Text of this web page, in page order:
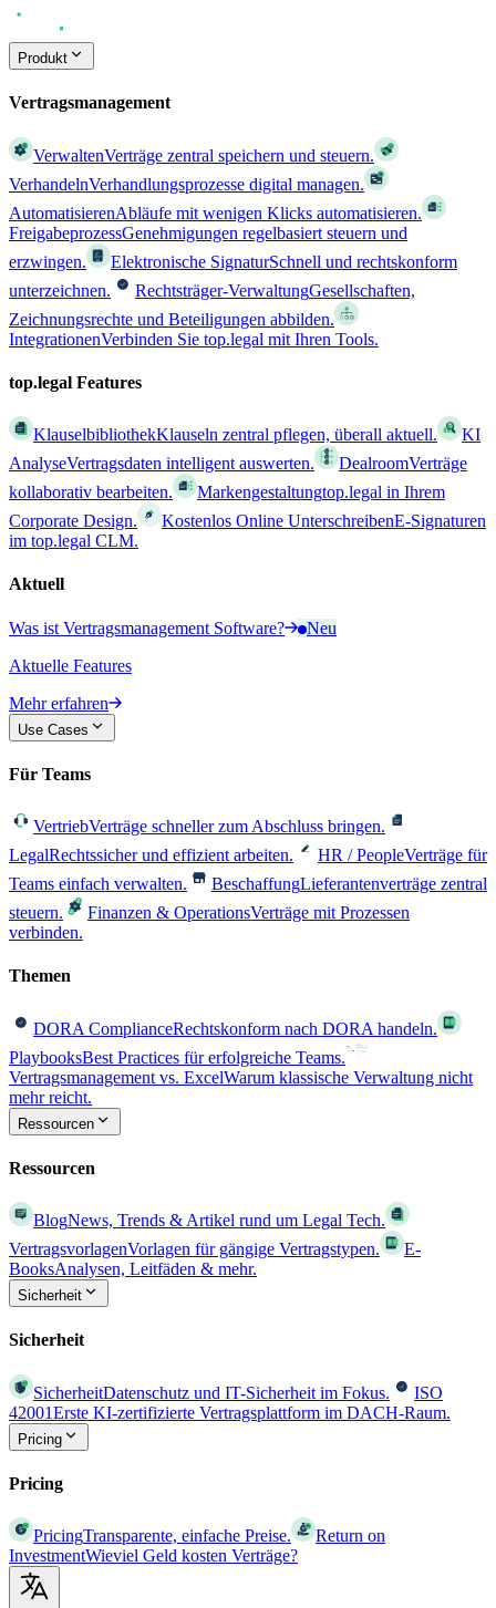
Produkt
Vertragsmanagement
VerwaltenVerträge zentral speichern und steuern.
VerhandelnVerhandlungsprozesse digital managen.
AutomatisierenAbläufe mit wenigen Klicks automatisieren.
FreigabeprozessGenehmigungen regelbasiert steuern und
erzwingen.
Elektronische SignaturSchnell und rechtskonform
unterzeichnen.
Rechtsträger-VerwaltungGesellschaften,
Zeichnungsrechte und Beteiligungen abbilden.
IntegrationenVerbinden Sie top.legal mit Ihren Tools.
top.legal Features
KlauselbibliothekKlauseln zentral pflegen, überall aktuell.
KI
AnalyseVertragsdaten intelligent auswerten. DealroomVerträge
kollaborativ bearbeiten.
Markengestaltungtop.legal in Ihrem
Corporate Design.
Kostenlos Online UnterschreibenE-Signaturen
im top.legal CLM.
Aktuell
Was ist Vertragsmanagement Software?
Neu
Aktuelle Features
Mehr erfahren
Use Cases
Für Teams
VertriebVerträge schneller zum Abschluss bringen.
LegalRechtssicher und effizient arbeiten. HR / PeopleVerträge für
Teams einfach verwalten.
BeschaffungLieferantenverträge zentral
steuern.
Finanzen & OperationsVerträge mit Prozessen
verbinden.
Themen
DORA ComplianceRechtskonform nach DORA handeln.
PlaybooksBest Practices für erfolgreiche Teams.
Vertragsmanagement vs. ExcelWarum klassische Verwaltung nicht
mehr reicht.
Ressourcen
Ressourcen
BlogNews, Trends & Artikel rund um Legal Tech.
VertragsvorlagenVorlagen für gängige Vertragstypen.
E-
BooksAnalysen, Leitfäden & mehr.
Sicherheit
Sicherheit
SicherheitDatenschutz und IT-Sicherheit im Fokus.
ISO
42001Erste KI-zertifizierte Vertragsplattform im DACH-Raum.
Pricing
Pricing
PricingTransparente, einfache Preise.
Return on
InvestmentWieviel Geld kosten Verträge?